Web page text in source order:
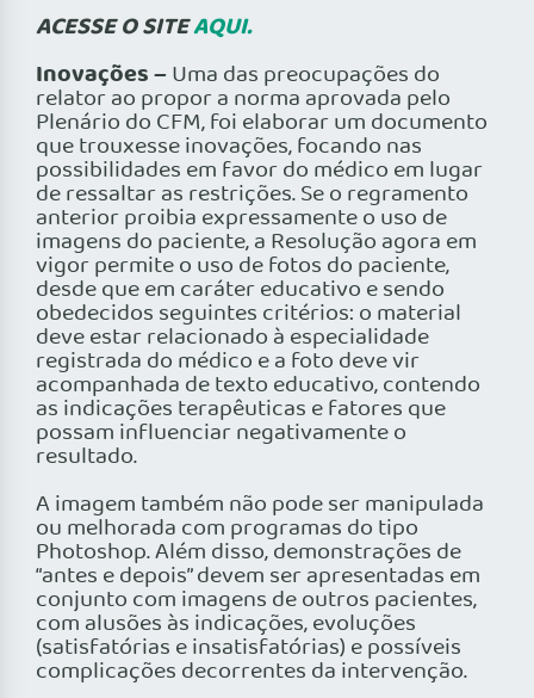
ACESSE O SITEAQUI.
Inovações –Uma das preocupações do
relator ao propor a norma aprovada pelo
Plenário do CFM, foi elaborar um documento
que trouxesse inovações, focando nas
possibilidades em favor do médico em lugar
de ressaltar as restrições. Se o regramento
anterior proibia expressamente o uso de
imagens do paciente, a Resolução agora em
vigor permite o uso de fotos do paciente,
desde que em caráter educativo e sendo
obedecidos seguintes critérios: o material
deve estar relacionado à especialidade
registrada do médico e a foto deve vir
acompanhada de texto educativo, contendo
as indicações terapêuticas e fatores que
possam influenciar negativamente o
resultado.
A imagem também não pode ser manipulada
ou melhorada com programas do tipo
Photoshop. Além disso, demonstrações de
“antes e depois” devem ser apresentadas em
conjunto com imagens de outros pacientes,
com alusões às indicações, evoluções
(satisfatórias e insatisfatórias) e possíveis
complicações decorrentes da intervenção.